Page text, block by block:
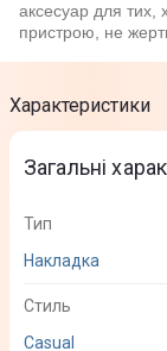
аксесуар для тих,
пристрою, не
Характеристики
Загальні
Тип
Накладка
Стиль
Casual